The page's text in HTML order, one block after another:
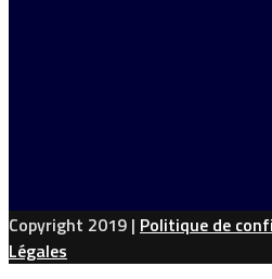
Copyright 2019 | Politique de
Légales